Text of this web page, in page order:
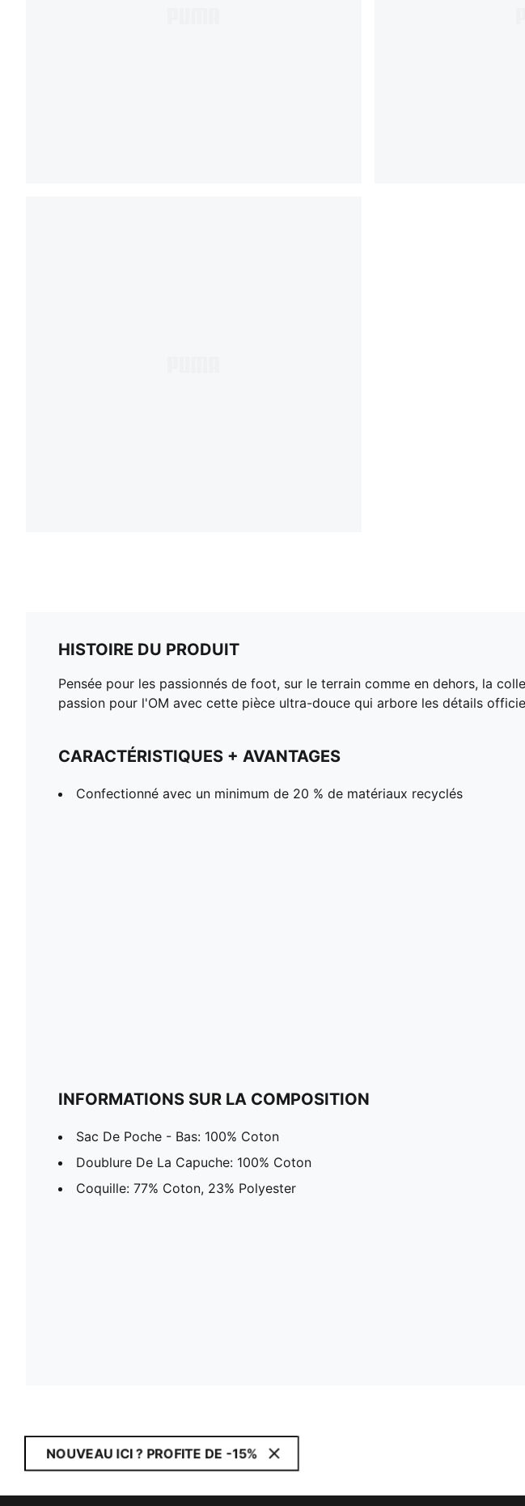
HISTOIRE DU PRODUIT
Pensée pour les passionnés de foot, sur le terrain comme en dehors, la
passion pour l'OM avec cette pièce ultra-douce qui arbore les détails
CARACTÉRISTIQUES + AVANTAGES
Confectionné avec un minimum de 20 % de matériaux recyclés
INFORMATIONS SUR LA COMPOSITION
Sac De Poche - Bas: 100% Coton
Doublure De La Capuche: 100% Coton
Coquille: 77% Coton, 23% Polyester
NOUVEAU ICI ? PROFITE DE -15%